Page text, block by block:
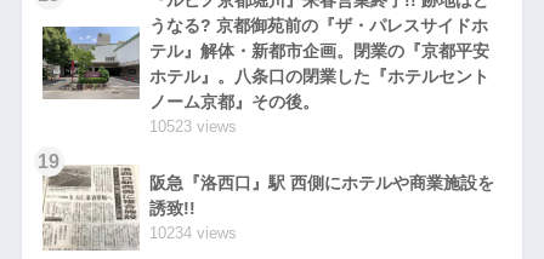
うなる? 京都御苑前の『ザ・パレスサイドホ
テル』解体・新都市企画。閉業の『京都平安
ホテル』。八条口の閉業した『ホテルセント
ノーム京都』その後。
10523 views
19
阪急『洛西口』駅 西側にホテルや商業施設を
誘致!!
10234 views